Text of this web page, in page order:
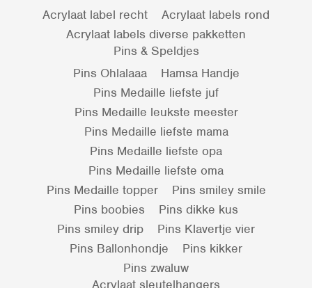
Acrylaat label recht
Acrylaat labels rond
Acrylaat labels diverse pakketten
Pins & Speldjes
Pins Ohlalaaa
Hamsa Handje
Pins Medaille liefste juf
Pins Medaille leukste meester
Pins Medaille liefste mama
Pins Medaille liefste opa
Pins Medaille liefste oma
Pins Medaille topper
Pins smiley smile
Pins boobies
Pins dikke kus
Pins smiley drip
Pins Klavertje vier
Pins Ballonhondje
Pins kikker
Pins zwaluw
Acrylaat sleutelhangers